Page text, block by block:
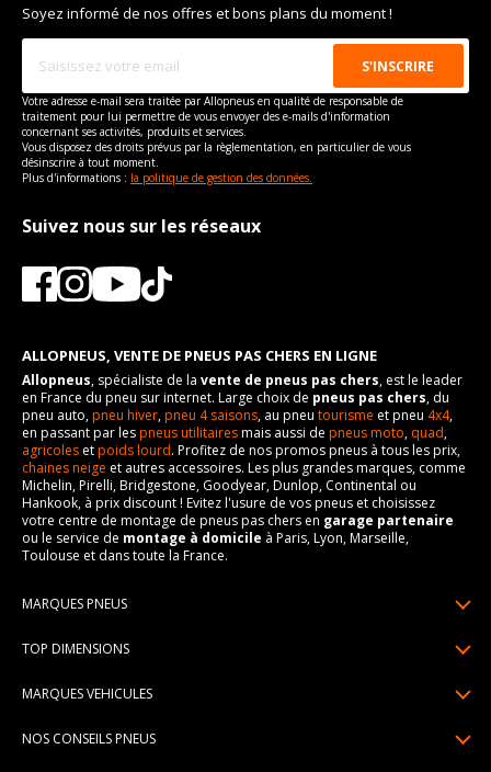
Soyez informé de nos offres et bons plans du moment !
Votre adresse e-mail sera traitée par Allopneus en qualité de responsable de
traitement pour lui permettre de vous envoyer des e-mails d'information
concernant ses activités, produits et services.
Vous disposez des droits prévus par la règlementation, en particulier de vous
désinscrire à tout moment.
Plus d'informations : la politique de gestion des données.
Suivez nous sur les réseaux
ALLOPNEUS, VENTE DE PNEUS PAS CHERS EN LIGNE
Allopneus, spécialiste de la vente de pneus pas chers, est le leader
en France du pneu sur internet. Large choix de pneus pas chers, du
pneu auto,pneu hiver,pneu 4 saisons, au pneu tourisme et pneu 4x4,
en passant par lespneus utilitairesmais aussi de pneus moto, quad,
agricoles etpoids lourd. Profitez de nos promos pneus à tous les prix,
chaines neige et autres accessoires. Les plus grandes marques, comme
Michelin, Pirelli, Bridgestone, Goodyear, Dunlop, Continental ou
Hankook, à prix discount ! Evitez l'usure de vos pneus et choisissez
votre centre de montage de pneus pas chers en garage partenaire
ou le service de montage à domicile à Paris, Lyon, Marseille,
Toulouse et dans toute la France.
MARQUES PNEUS
Pneus Continental
TOP DIMENSIONS
195/65R15
MARQUES VEHICULES
NOS CONSEILS PNEUS